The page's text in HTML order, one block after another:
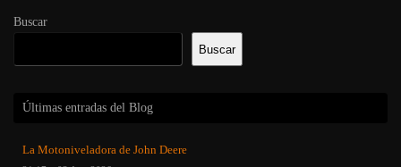
Buscar
Buscar
Últimas entradas del Blog
La Motoniveladora de John Deere